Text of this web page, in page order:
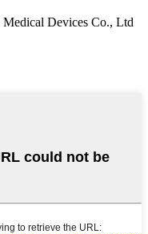
Devices Co., Ltd